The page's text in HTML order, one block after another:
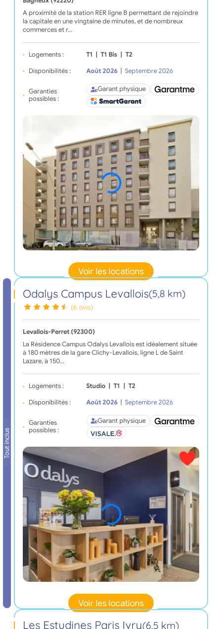
A proximité de la station RER ligne B permettant de rejoindre
la capitale en une vingtaine de minutes, et de nombreux
commerces et r…
Logements : T1 T1 Bis T2
Disponibilités : Août 2026 Septembre 2026
Garanties
possibles :
Garant physique
Voir les locations
Tout inclus
Odalys Campus Levallois(5,8 km)
(6 avis)
Levallois-Perret (92300)
La Résidence Campus Odalys Levallois est idéalement située
à 180 mètres de la gare Clichy-Levallois, ligne L de Saint
Lazare, à 150…
Logements : Studio T1 T2
Disponibilités : Août 2026 Septembre 2026
Garanties
possibles :
Garant physique
Voir les locations
Les Estudines Paris Ivry(6,5 km)